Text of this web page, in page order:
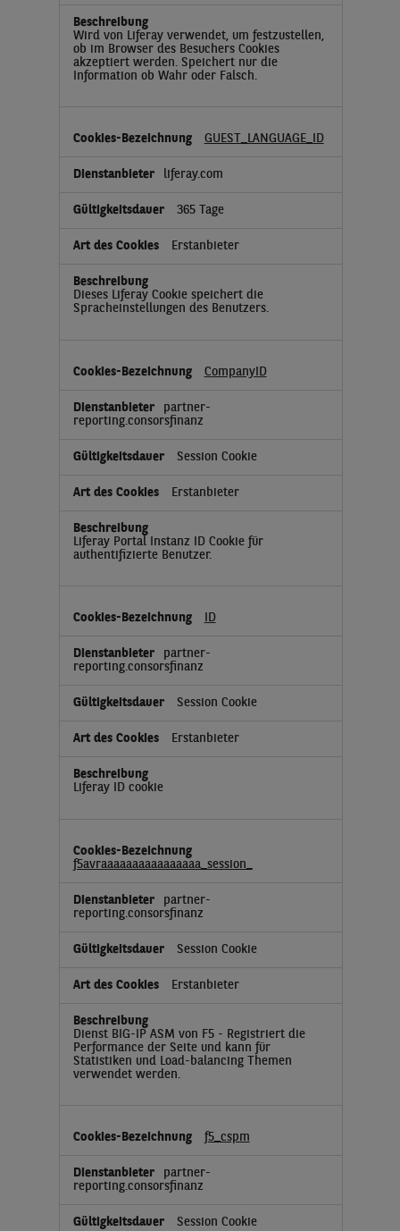
Wird von Liferay verwendet, um festzustellen,
ob im Browser des Besuchers Cookies
akzeptiert werden. Speichert nur die
Information ob Wahr oder Falsch.
GUEST_LANGUAGE_ID
liferay.com
365 Tage
Erstanbieter
Dieses Liferay Cookie speichert die
Spracheinstellungen des Benutzers.
CompanyID
partner-
reporting.consorsfinanz
Session Cookie
Erstanbieter
Liferay Portal Instanz ID Cookie für
authentifizierte Benutzer.
ID
partner-
reporting.consorsfinanz
Session Cookie
Erstanbieter
Liferay ID cookie
f5avraaaaaaaaaaaaaaaa_session_
partner-
reporting.consorsfinanz
Session Cookie
Erstanbieter
Dienst BIG-IP ASM von F5 - Registriert die
Performance der Seite und kann für
Statistiken und Load-balancing Themen
verwendet werden.
f5_cspm
partner-
reporting.consorsfinanz
Session Cookie